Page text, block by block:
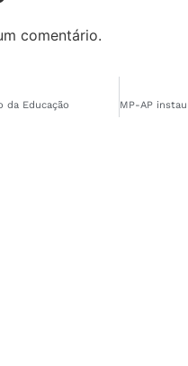
comentário.
da Educação